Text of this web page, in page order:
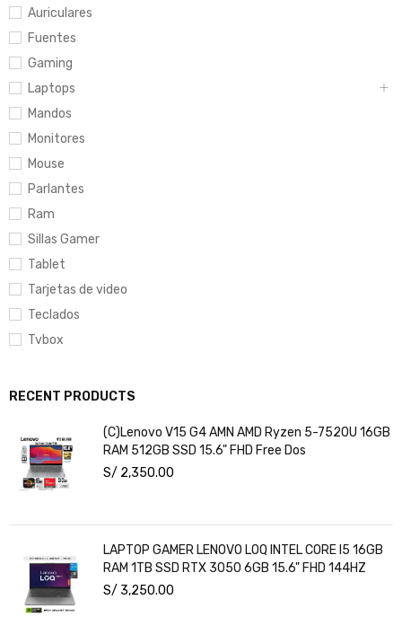
Auriculares
Fuentes
Gaming
Laptops
Mandos
Monitores
Mouse
Parlantes
Ram
Sillas Gamer
Tablet
Tarjetas de video
Teclados
Tvbox
RECENT PRODUCTS
(C)Lenovo V15 G4 AMN AMD Ryzen 5-7520U 16GB
RAM 512GB SSD 15.6" FHD Free Dos
S/ 2,350.00
LAPTOP GAMER LENOVO LOQ INTEL CORE I5 16GB
RAM 1TB SSD RTX 3050 6GB 15.6" FHD 144HZ
S/ 3,250.00